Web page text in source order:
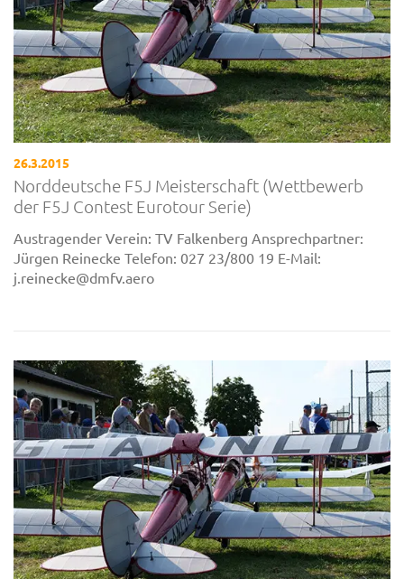
26.3.2015
Norddeutsche F5J Meisterschaft (Wettbewerb
der F5J Contest Eurotour Serie)
Austragender Verein: TV Falkenberg Ansprechpartner:
Jürgen Reinecke Telefon: 027 23/800 19 E-Mail:
j.reinecke@dmfv.aero